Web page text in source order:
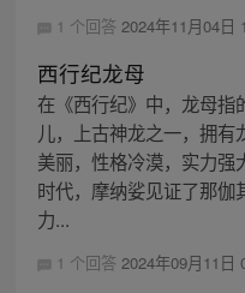
1 个回答 2024年11月04日
西行纪龙母
在《西行纪》中，龙母指
儿，上古神龙之一，拥
美丽，性格冷漠，实力强
时代，摩纳娑见证了那伽
力...
1 个回答 2024年09月11日